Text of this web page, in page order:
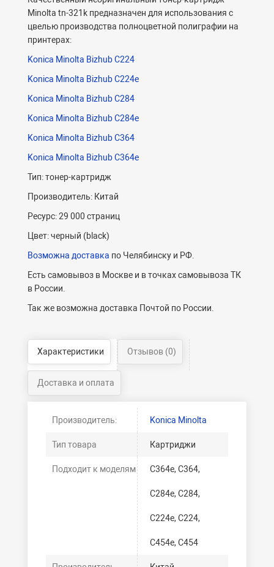
Minolta tn-321k предназначен для использования с
цвелью производства полноцветной полиграфии на
принтерах:
Konica Minolta Bizhub C224
Konica Minolta Bizhub C224e
Konica Minolta Bizhub C284
Konica Minolta Bizhub C284e
Konica Minolta Bizhub C364
Konica Minolta Bizhub C364e
Тип: тонер-картридж
Производитель: Китай
Ресурс: 29 000 страниц
Цвет: черный (black)
Возможна доставка по Челябинску и РФ.
Есть самовывоз в Москве и в точках самовывоза ТК
в России.
Так же возможна доставка Почтой по России.
Характеристики Отзывов (0)
Доставка и оплата
Производитель: Konica Minolta
Тип товара Картриджи
Подходит к моделям C364e, C364,
C284e, C284,
C224e, C224,
C454e, C454